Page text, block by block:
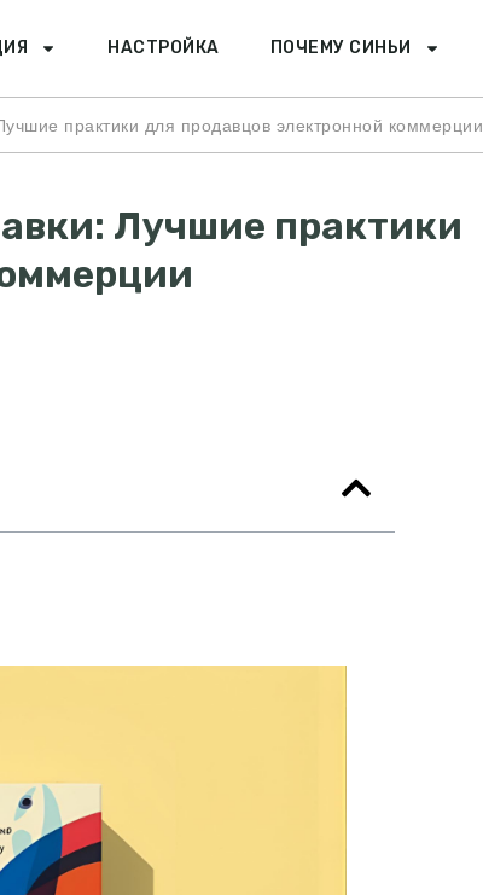
НАСТРОЙКА ПОЧЕМУ СИНЬИ
практики для продавцов электронной коммерции
Лучшие практики